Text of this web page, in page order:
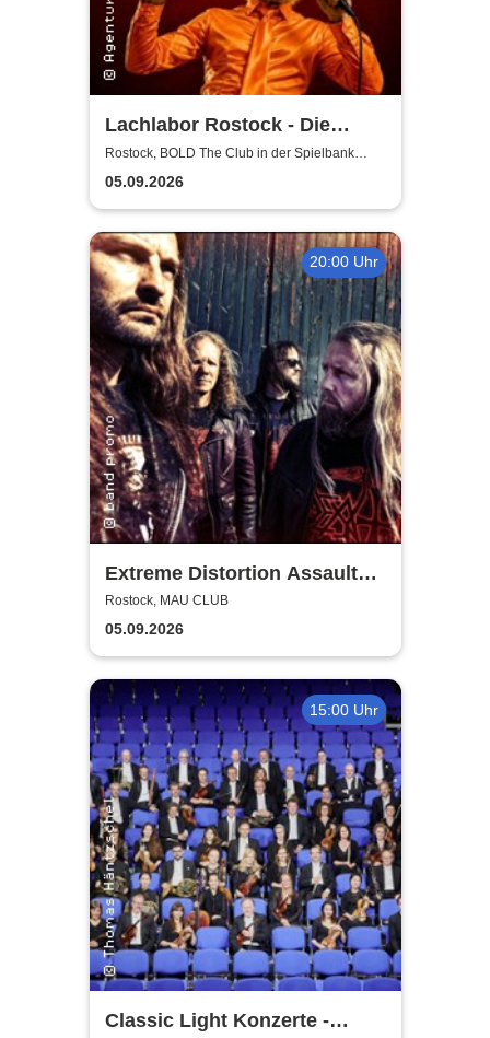
Lachlabor Rostock - Die
Comedy-Testbühne im BOLD
The Club
Rostock, BOLD The Club in der Spielbank
Rostock
05.09.2026
20:00 Uhr
Extreme Distortion Assault
XV
Rostock, MAU CLUB
05.09.2026
15:00 Uhr
Classic Light Konzerte -